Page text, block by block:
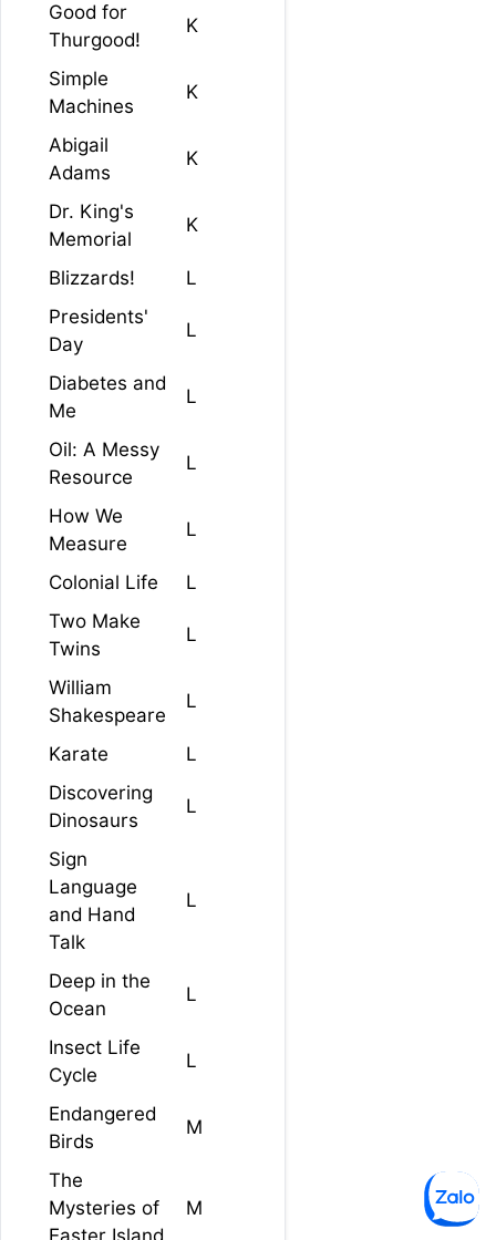
Good for
Thurgood!
K
Simple
Machines
K
Abigail
Adams
K
Dr. King's
Memorial
K
Blizzards!
L
Presidents'
Day
L
Diabetes and
Me
L
Oil: A Messy
Resource
L
How We
Measure
L
Colonial Life
L
Two Make
Twins
L
William
Shakespeare
L
Karate
L
Discovering
Dinosaurs
L
Sign
Language
and Hand
Talk
L
Deep in the
Ocean
L
Insect Life
Cycle
L
Endangered
Birds
M
The
Mysteries of
Easter Island
M